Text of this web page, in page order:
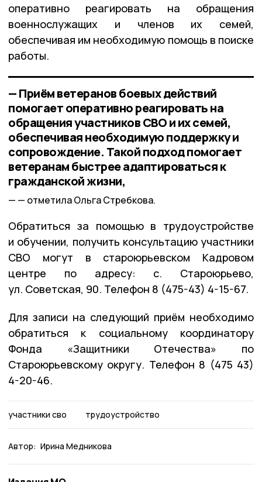
оперативно реагировать на обращения
военнослужащих и членов их семей,
обеспечивая им необходимую помощь в поиске
работы.
— Приём ветеранов боевых действий
помогает оперативно реагировать на
обращения участников СВО и их семей,
обеспечивая необходимую поддержку и
сопровождение. Такой подход помогает
ветеранам быстрее адаптироваться к
гражданской жизни,
— отметила Ольга Стребкова.
Обратиться за помощью в трудоустройстве
и обучении, получить консультацию участники
СВО могут в староюрьевском Кадровом
центре по адресу: с. Староюрьево,
ул. Советская, 90. Телефон 8 (475-43) 4-15-67.
Для записи на следующий приём необходимо
обратиться к социальному координатору
Фонда «Защитники Отечества» по
Староюрьевскому округу. Телефон 8 (475 43)
4-20-46.
участники сво трудоустройство
Автор: Ирина Медникова